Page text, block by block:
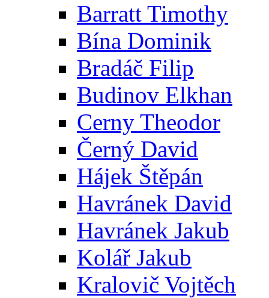
Barratt Timothy
Bína Dominik
Bradáč Filip
Budinov Elkhan
Cerny Theodor
Černý David
Hájek Štěpán
Havránek David
Havránek Jakub
Kolář Jakub
Kralovič Vojtěch